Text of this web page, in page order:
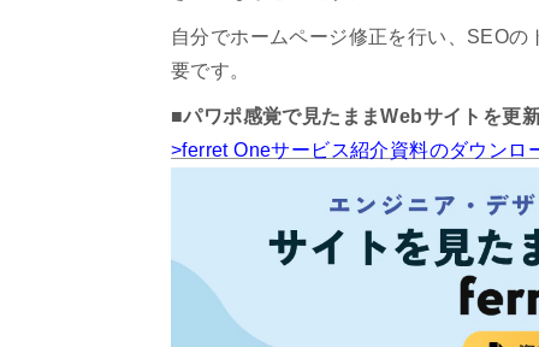
自分でホームページ修正を行い、SEO
要です。
■パワポ感覚で見たままWebサイトを更
>ferret Oneサービス紹介資料のダウンロ